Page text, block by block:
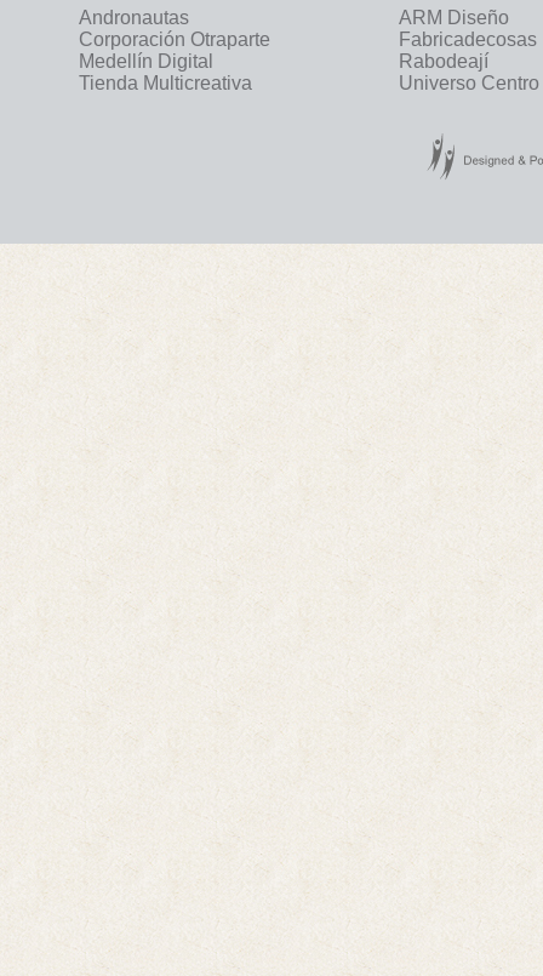
Andronautas
ARM Diseño
Corporación Otraparte
Fabricadecosas
Medellín Digital
Rabodeají
Tienda Multicreativa
Universo Centro